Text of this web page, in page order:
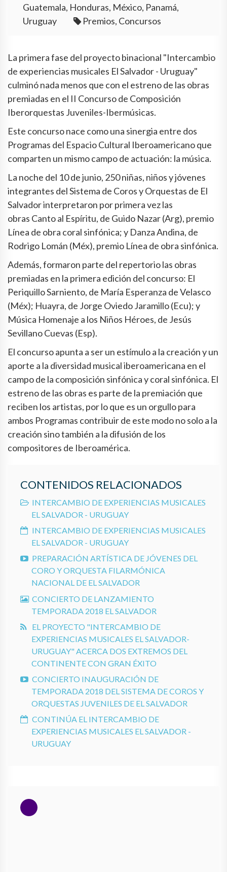
Guatemala, Honduras, México, Panamá,
Uruguay
Premios, Concursos
La primera fase del proyecto binacional "Intercambio
de experiencias musicales El Salvador - Uruguay"
culminónada menos que con el estreno de las obras
premiadas en el II Concurso de Composición
Iberorquestas Juveniles-Ibermúsicas.
Este concurso nace como una sinergia entre dos
Programas del Espacio Cultural Iberoamericano que
comparten un mismo campo de actuación: la música.
La noche del 10 de junio, 250 niñas, niños y jóvenes
integrantes del Sistema de Coros y Orquestas de El
Salvador interpretaron por primera vez las
obras Canto al Espíritu, de Guido Nazar (Arg), premio
Línea de obra coral sinfónica; y Danza Andina, de
Rodrigo Lomán (Méx), premio Línea de obra sinfónica.
Además, formaron parte del repertorio las obras
premiadas en la primera edición del concurso: El
Periquillo Sarniento, de María Esperanza de Velasco
(Méx); Huayra, de Jorge Oviedo Jaramillo (Ecu); y
Música Homenaje a los Niños Héroes, de Jesús
Sevillano Cuevas (Esp).
El concurso apunta a ser un estímulo a la creación y un
aporte a la diversidad musical iberoamericana en el
campo de la composición sinfónica y coral sinfónica. El
estreno de las obras es parte de la premiación que
reciben los artistas, por lo que es un orgullo para
ambos Programas contribuir de este modo no solo a la
creación sino también a la difusión de los
compositores de Iberoamérica.
CONTENIDOS RELACIONADOS
INTERCAMBIO DE EXPERIENCIAS MUSICALES
EL SALVADOR - URUGUAY
INTERCAMBIO DE EXPERIENCIAS MUSICALES
EL SALVADOR - URUGUAY
PREPARACIÓN ARTÍSTICA DE JÓVENES DEL
CORO Y ORQUESTA FILARMÓNICA
NACIONAL DE EL SALVADOR
CONCIERTO DE LANZAMIENTO
TEMPORADA 2018 EL SALVADOR
EL PROYECTO "INTERCAMBIO DE
EXPERIENCIAS MUSICALES EL SALVADOR-
URUGUAY" ACERCA DOS EXTREMOS DEL
CONTINENTE CON GRAN ÉXITO
CONCIERTO INAUGURACIÓN DE
TEMPORADA 2018 DEL SISTEMA DE COROS Y
ORQUESTAS JUVENILES DE EL SALVADOR
CONTINÚA EL INTERCAMBIO DE
EXPERIENCIAS MUSICALES EL SALVADOR -
URUGUAY